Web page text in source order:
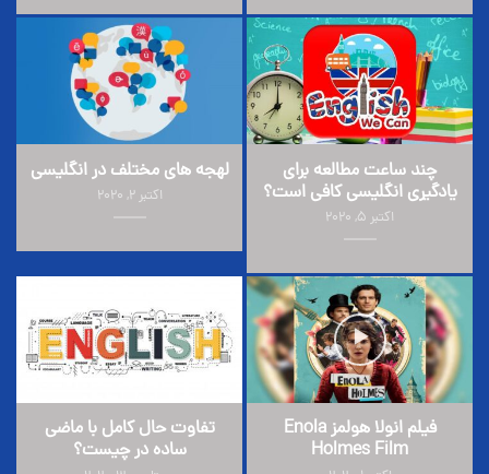
چند ساعت مطالعه برای
یادگیری انگلیسی کافی است؟
اکتبر 5, 2020
لهجه های مختلف در انگلیسی
اکتبر 2, 2020
فیلم انولا هولمز Enola
Holmes Film
تفاوت حال کامل با ماضی
ساده در چیست؟